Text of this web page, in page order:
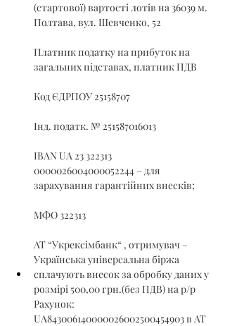
(стартової) вартості лотів на 36039 м.
Полтава, вул. Шевченко, 52
Платник податку на прибуток на
загальних підставах, платник ПДВ
Код ЄДРПОУ 25158707
Інд. податк. № 251587016013
IBAN UA 23 322313
0000026004000052244 – для
зарахування гарантійних внесків;
МФО 322313
АТ “Укрексімбанк“ , отримувач –
Українська універсальна біржа
сплачують внесок за обробку даних у
розмірі 500,00 грн.(без ПДВ) на р/р
Рахунок:
UA843006140000026002500454903 в АТ